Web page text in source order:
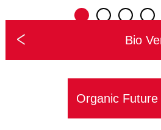
Bio
Organic